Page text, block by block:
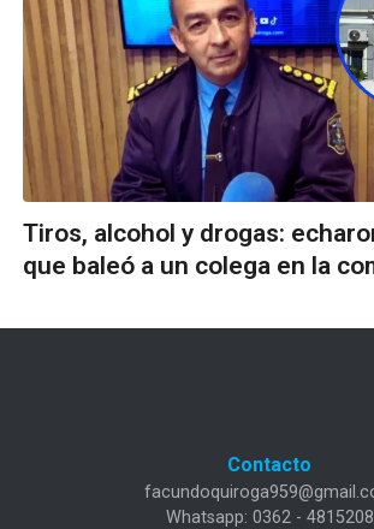
Tiros, alcohol y drogas:
que baleó a un colega en la
Contacto
Whatsapp: 0362 - 4815208